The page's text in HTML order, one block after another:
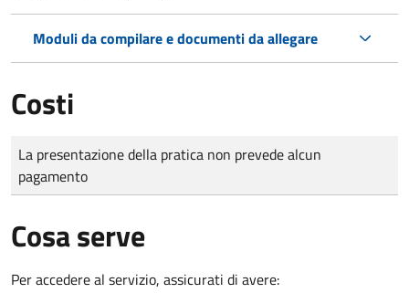
Moduli da compilare e documenti da allegare
Costi
Tipo di pagamento
Importo
La presentazione della pratica non prevede alcun
pagamento
Cosa serve
Per accedere al servizio, assicurati di avere: